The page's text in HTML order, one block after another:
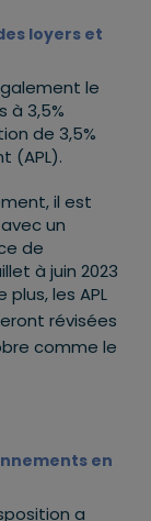
loyers et
le
à 3,5%
de 3,5%
(APL).
il est
un
de
à juin 2023
les APL
révisées
comme le
en
a